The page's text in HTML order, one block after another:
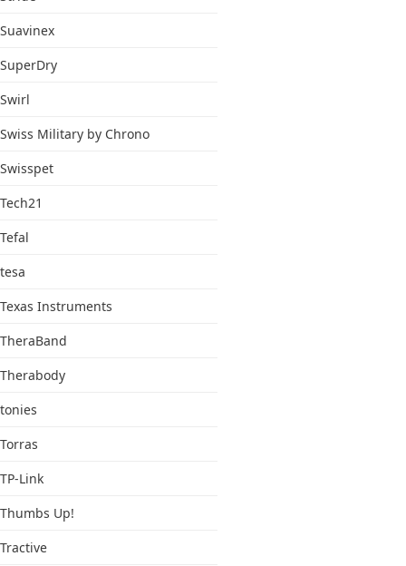
Suavinex
SuperDry
Swirl
Swiss Military by Chrono
Swisspet
Tech21
Tefal
tesa
Texas Instruments
TheraBand
Therabody
tonies
Torras
TP-Link
Thumbs Up!
Tractive